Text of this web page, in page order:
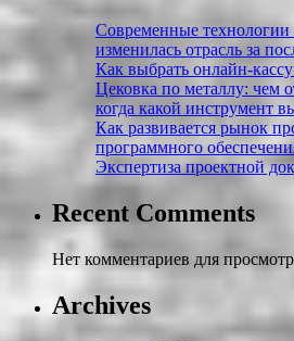
Современные технологии
изменилась отрасль за
Как выбрать онлайн-
Цековка по металлу: чем
когда какой инструмент
Как развивается рынок
программного
Экспертиза проектной
Recent Comments
Нет комментариев для
Archives